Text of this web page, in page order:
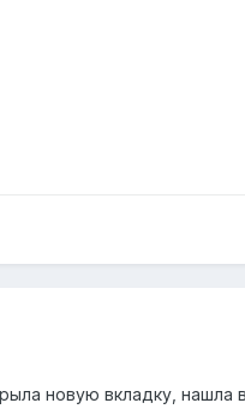
новую вкладку,